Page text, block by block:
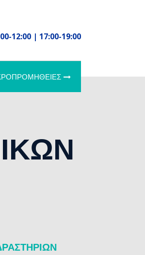
12:00 | 17:00-19:00